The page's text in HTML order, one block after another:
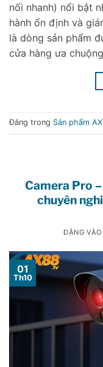
nối nhanh) nổi bật
hành ổn định và
là dòng sản phẩm
cửa hàng ưa
Đăng trong Sản phẩm
Camera Pro
chuyên
ĐĂNG
01
Th10